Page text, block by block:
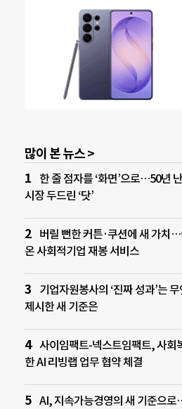
많이 본 뉴스 >
한 줄 점자를 ‘화면’으로…50년
시장 두드린 ‘닷’
버릴 뻔한 커튼·쿠션에 새 가치
온 사회적기업 재봉 서비스
기업자원봉사의 ‘진짜 성과’는
제시한 새 기준은
사이임팩트-넥스트임팩트, 사회
한 AI 리빙랩 업무 협약 체결
AI, 지속가능경영의 새 기준으로